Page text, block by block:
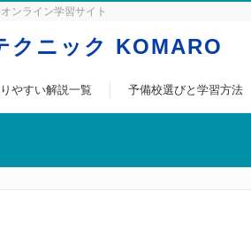
ンライン学習サイト
クニック KOMARO
やすい解説一覧 予備校選びと学習方法